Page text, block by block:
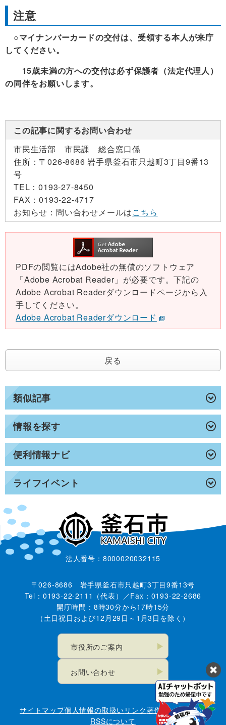
類似記事
情報を探す
便利情報ナビ
ライフイベント
注意
○マイナンバーカードの交付は、受領する本人が来庁
してください。
15歳未満の方への交付は必ず保護者（法定代理人）
の同伴をお願いします。
この記事に関するお問い合わせ
市民生活部 市民課 総合窓口係
住所： 〒026-8686 岩手県釜石市只越町3丁目9番13
号
TEL：0193-27-8450
FAX：0193-22-4717
お知らせ： 問い合わせメールはこちら
PDFの閲覧にはAdobe社の無償のソフトウェア
「Adobe Acrobat Reader」が必要です。下記の
Adobe Acrobat Readerダウンロードページから入
手してください。
Adobe Acrobat Readerダウンロード
戻る
法人番号：8000020032115
〒026-8686 岩手県釜石市只越町3丁目9番13号
Tel：0193-22-2111（代表）／Fax：0193-22-2686
開庁時間：8時30分から17時15分
（土日祝日および12月29日～1月3日を除く）
市役所のご案内
お問い合わせ
サイトマップ個人情報の取扱い リンク著作権・免責事項
RSSについて